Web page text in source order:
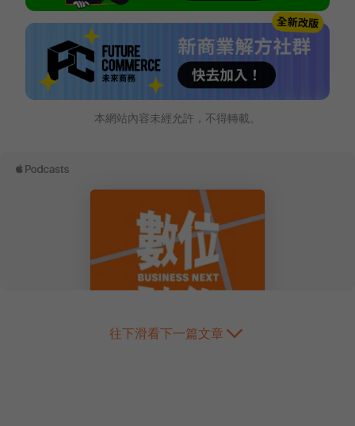
本網站內容未經允許，不得轉載。
往下滑看下一篇文章